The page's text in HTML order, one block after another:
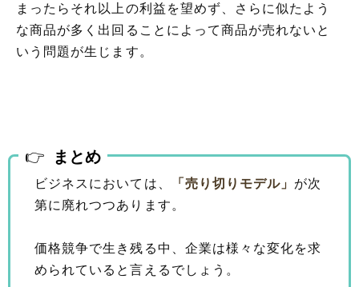
まったらそれ以上の利益を望めず、さらに似たよう
な商品が多く出回ることによって商品が売れないと
いう問題が生じます。
まとめ
ビジネスにおいては、 「売り切りモデル」 が次
第に廃れつつあります。
価格競争で生き残る中、企業は様々な変化を求
められていると言えるでしょう。